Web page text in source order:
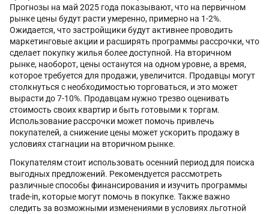
Прогнозы на май 2025 года показывают, что на первичном
рынке цены будут расти умеренно, примерно на 1-2%.
Ожидается, что застройщики будут активнее проводить
маркетинговые акции и расширять программы рассрочки, что
сделает покупку жилья более доступной. На вторичном
рынке, наоборот, цены останутся на одном уровне, а время,
которое требуется для продажи, увеличится. Продавцы могут
столкнуться с необходимостью торговаться, и это может
вырасти до 7-10%. Продавцам нужно трезво оценивать
стоимость своих квартир и быть готовыми к торгам.
Использование рассрочки может помочь привлечь
покупателей, а снижение цены может ускорить продажу в
условиях стагнации на вторичном рынке.
Покупателям стоит использовать осенний период для поиска
выгодных предложений. Рекомендуется рассмотреть
различные способы финансирования и изучить программы
trade-in, которые могут помочь в покупке. Также важно
следить за возможными изменениями в условиях льготной